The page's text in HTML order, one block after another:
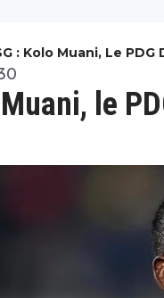
: Kolo Muani, Le
le